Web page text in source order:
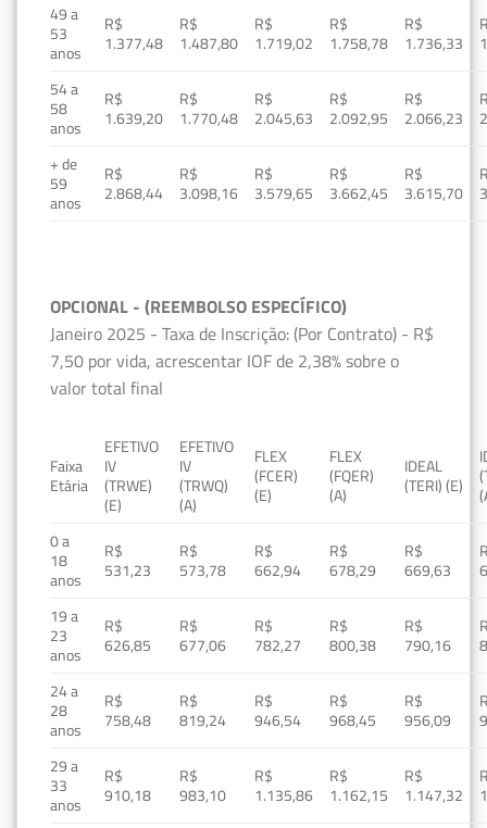
49 a
53
anos
R$
1.377,48
R$
1.487,80
R$
1.719,02
R$
1.758,78
R$
1.736,33
54 a
58
anos
R$
1.639,20
R$
1.770,48
R$
2.045,63
R$
2.092,95
R$
2.066,23
+ de
59
anos
R$
2.868,44
R$
3.098,16
R$
3.579,65
R$
3.662,45
R$
3.615,70
OPCIONAL - (REEMBOLSO ESPECÍFICO)
Janeiro 2025 - Taxa de Inscrição: (Por Contrato) - R$
7,50 por vida, acrescentar IOF de 2,38% sobre o
valor total final
Faixa
Etária
EFETIVO
IV
(TRWE)
(E)
EFETIVO
IV
(TRWQ)
(A)
FLEX
(FCER)
(E)
FLEX
(FQER)
(A)
IDEAL
(TERI) (E)
0 a
18
anos
R$
531,23
R$
573,78
R$
662,94
R$
678,29
R$
669,63
19 a
23
anos
R$
626,85
R$
677,06
R$
782,27
R$
800,38
R$
790,16
24 a
28
anos
R$
758,48
R$
819,24
R$
946,54
R$
968,45
R$
956,09
29 a
33
anos
R$
910,18
R$
983,10
R$
1.135,86
R$
1.162,15
R$
1.147,32